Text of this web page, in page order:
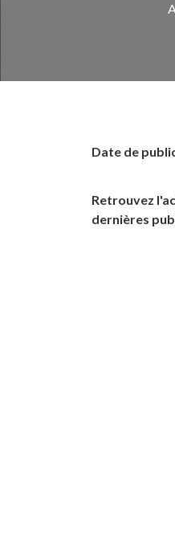
Date de
Retrouvez
dernières